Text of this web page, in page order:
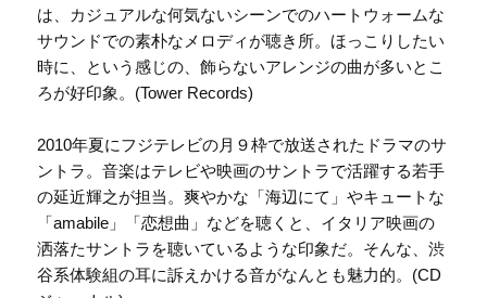
は、カジュアルな何気ないシーンでのハートウォームな
サウンドでの素朴なメロディが聴き所。ほっこりしたい
時に、という感じの、飾らないアレンジの曲が多いとこ
ろが好印象。(Tower Records)
2010年夏にフジテレビの月９枠で放送されたドラマのサ
ントラ。音楽はテレビや映画のサントラで活躍する若手
の延近輝之が担当。爽やかな「海辺にて」やキュートな
「amabile」「恋想曲」などを聴くと、イタリア映画の
洒落たサントラを聴いているような印象だ。そんな、渋
谷系体験組の耳に訴えかける音がなんとも魅力的。(CD